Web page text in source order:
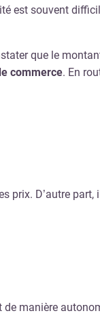
est souvent
que le
commerce. En
prix. D’autre part,
manière